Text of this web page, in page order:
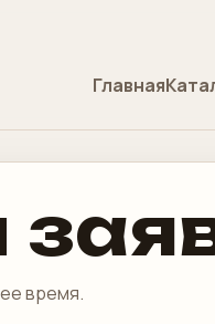
Главная
время.